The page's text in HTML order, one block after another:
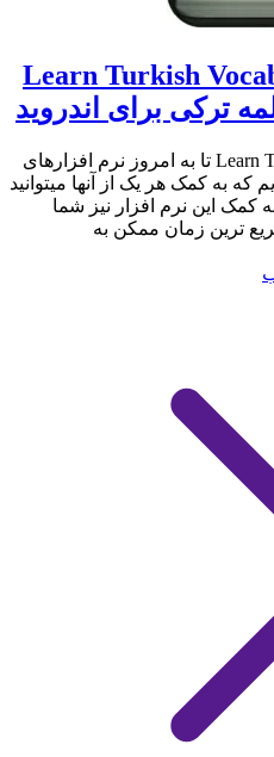
Learn Turkish
Learn Turkish Vocabulary - 6,000 Words تا به امروز نرم افزارهای
به کمک هر یک از آنها میتوانید
کمک این نرم افزار نیز شما
را در سریع ترین زمان ممکن به